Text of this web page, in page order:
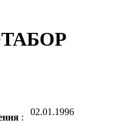
:
02.01.1996